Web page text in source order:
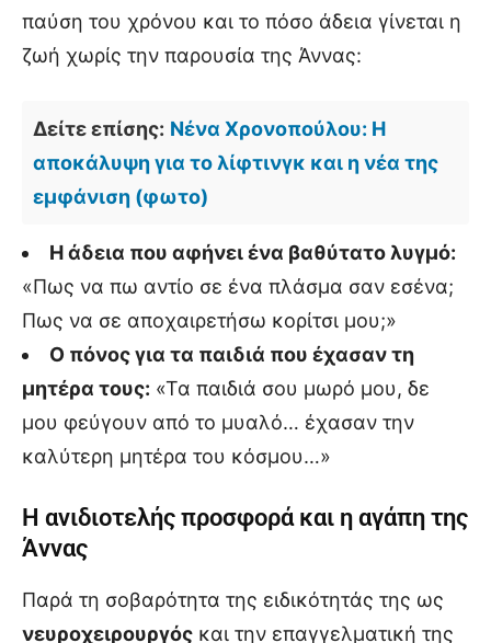
παύση του χρόνου και το πόσο άδεια γίνεται η
ζωή χωρίς την παρουσία της Άννας:
Δείτε επίσης: Νένα Χρονοπούλου: Η
αποκάλυψη για το λίφτινγκ και η νέα της
εμφάνιση (φωτο)
Η άδεια που αφήνει ένα βαθύτατο λυγμό:
«Πως να πω αντίο σε ένα πλάσμα σαν εσένα;
Πως να σε αποχαιρετήσω κορίτσι μου;»
Ο πόνος για τα παιδιά που έχασαν τη
μητέρα τους: «Τα παιδιά σου μωρό μου, δε
μου φεύγουν από το μυαλό… έχασαν την
καλύτερη μητέρα του κόσμου…»
Η ανιδιοτελής προσφορά και η αγάπη της
Άννας
Παρά τη σοβαρότητα της ειδικότητάς της ως
νευροχειρουργός και την επαγγελματική της